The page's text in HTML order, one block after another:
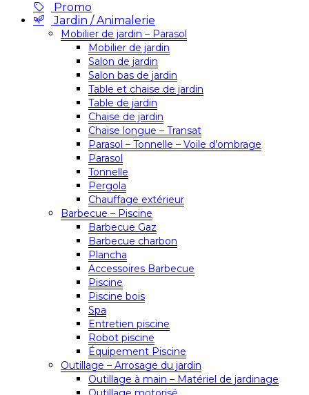
Promo
Jardin / Animalerie
Mobilier de jardin – Parasol
Mobilier de jardin
Salon de jardin
Salon bas de jardin
Table et chaise de jardin
Table de jardin
Chaise de jardin
Chaise longue – Transat
Parasol – Tonnelle – Voile d’ombrage
Parasol
Tonnelle
Pergola
Chauffage extérieur
Barbecue – Piscine
Barbecue Gaz
Barbecue charbon
Plancha
Accessoires Barbecue
Piscine
Piscine bois
Spa
Entretien piscine
Robot piscine
Équipement Piscine
Outillage – Arrosage du jardin
Outillage à main – Matériel de jardinage